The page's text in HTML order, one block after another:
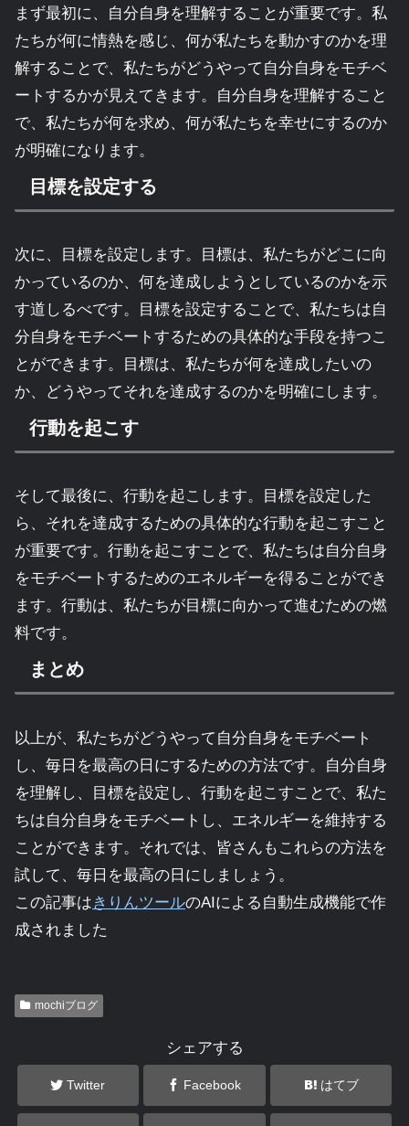
まず最初に、自分自身を理解することが重要です。私
たちが何に情熱を感じ、何が私たちを動かすのかを理
解することで、私たちがどうやって自分自身をモチベ
ートするかが見えてきます。自分自身を理解すること
で、私たちが何を求め、何が私たちを幸せにするのか
が明確になります。
目標を設定する
次に、目標を設定します。目標は、私たちがどこに向
かっているのか、何を達成しようとしているのかを示
す道しるべです。目標を設定することで、私たちは自
分自身をモチベートするための具体的な手段を持つこ
とができます。目標は、私たちが何を達成したいの
か、どうやってそれを達成するのかを明確にします。
行動を起こす
そして最後に、行動を起こします。目標を設定した
ら、それを達成するための具体的な行動を起こすこと
が重要です。行動を起こすことで、私たちは自分自身
をモチベートするためのエネルギーを得ることができ
ます。行動は、私たちが目標に向かって進むための燃
料です。
まとめ
以上が、私たちがどうやって自分自身をモチベート
し、毎日を最高の日にするための方法です。自分自身
を理解し、目標を設定し、行動を起こすことで、私た
ちは自分自身をモチベートし、エネルギーを維持する
ことができます。それでは、皆さんもこれらの方法を
試して、毎日を最高の日にしましょう。
この記事はきりんツールのAIによる自動生成機能で作
成されました
mochiブログ
シェアする
Twitter Facebook はてブ